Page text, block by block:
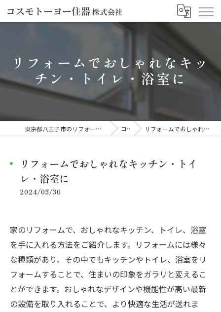
リフォームでおしゃれなキッ
チン・トイレ・浴室に
東京都八王子市のリフォームならコスモトーヨー住器株式会社 コラム リフォームでおしゃれなキッチン・トイレ・浴室に
リフォームでおしゃれなキッチン・トイ
レ・浴室に
2024/05/30
家のリフォームで、おしゃれなキッチン、トイレ、浴室
を手に入れる方法をご紹介します。リフォームには様々
な種類があり、その中でもキッチンやトイレ、浴室をリ
フォームすることで、住まいの印象をガラリと変えるこ
とができます。おしゃれなデザインや機能性が高い最新
の設備を取り入れることで、より快適な生活が送れま